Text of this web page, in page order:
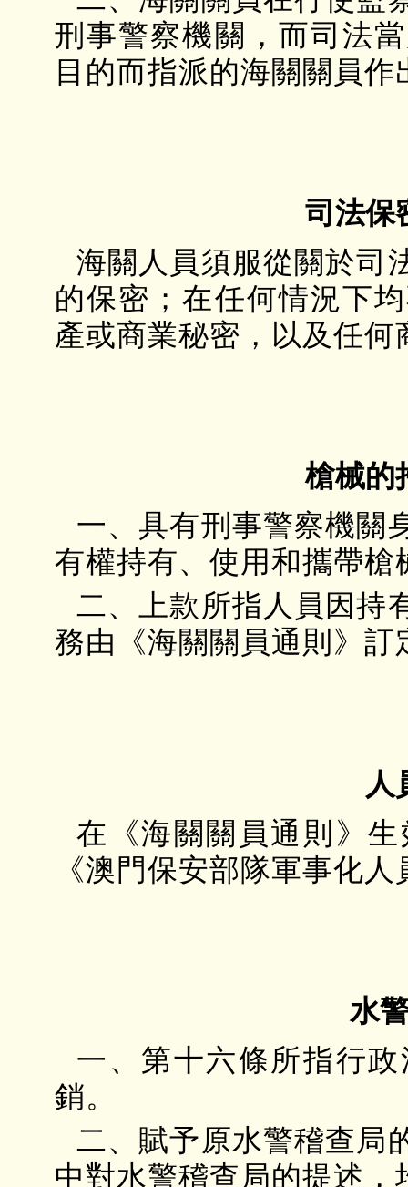
刑事警察機關，而司法
目的而指派的海關關員作
司法保
海關人員須服從關於司
的保密；在任何情況下
產或商業秘密，以及任何
槍械的
一、具有刑事警察機關
有權持有、使用和攜帶
二、上款所指人員因持
務由《海關關員通則》訂
人
在《海關關員通則》
《澳門保安部隊軍事化
水
一、第十六條所指行
銷。
二、賦予原水警稽查局
中對水警稽查局的提述